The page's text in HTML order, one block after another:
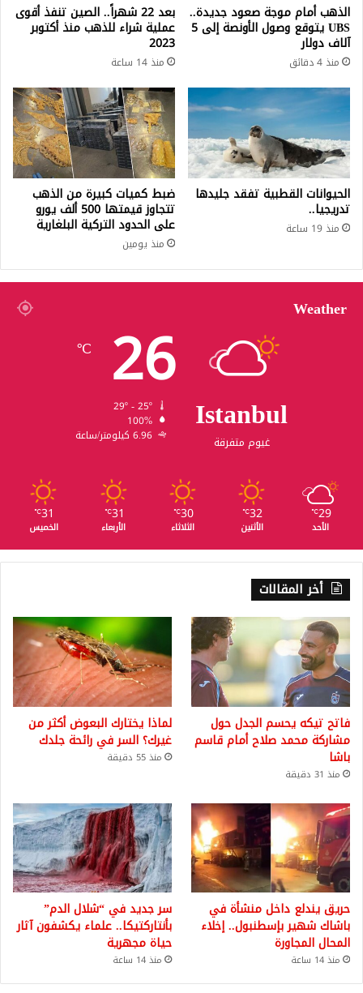
الذهب أمام موجة صعود جديدة..
UBS يتوقع وصول الأونصة إلى 5
آلاف دولار
منذ 4 دقائق
بعد 22 شهراً.. الصين تنفذ أقوى
عملية شراء للذهب منذ أكتوبر
2023
منذ 14 ساعة
الحيوانات القطبية تفقد جليدها
تدريجيا..
منذ 19 ساعة
ضبط كميات كبيرة من الذهب
تتجاوز قيمتها 500 ألف يورو
على الحدود التركية البلغارية
منذ يومين
Weather
Istanbul
غيوم متفرقة
26
℃
100%
6.96 كيلومتر/ساعة
29
℃
الأحد
32
℃
الأثنين
30
℃
الثلاثاء
31
℃
الأربعاء
31
℃
الخميس
أخر المقالات
فاتح تيكه يحسم الجدل حول
مشاركة محمد صلاح أمام قاسم
باشا
منذ 31 دقيقة
لماذا يختارك البعوض أكثر من
غيرك؟ السر في رائحة جلدك
منذ 55 دقيقة
حريق يندلع داخل منشأة في
باشاك شهير بإسطنبول.. إخلاء
المحال المجاورة
منذ 14 ساعة
سر جديد في “شلال الدم”
بأنتاركتيكا.. علماء يكشفون آثار
حياة مجهرية
منذ 14 ساعة